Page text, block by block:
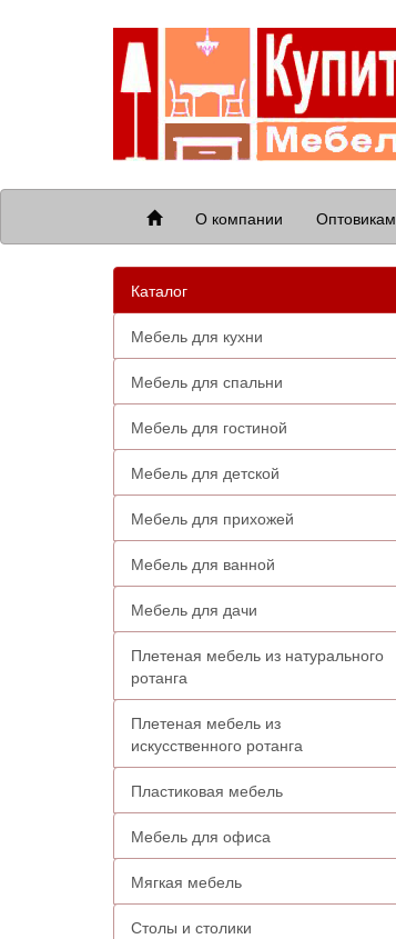
О компании Оптовикам
Каталог
Мебель для кухни
Мебель для спальни
Мебель для гостиной
Мебель для детской
Мебель для прихожей
Мебель для ванной
Мебель для дачи
Плетеная мебель из натурального
ротанга
Плетеная мебель из
искусственного ротанга
Пластиковая мебель
Мебель для офиса
Мягкая мебель
Столы и столики